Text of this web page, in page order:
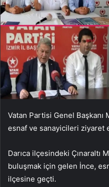
Vatan Partisi Genel Başkanı
esnaf ve sanayicileri ziyaret
Darıca ilçesindeki Çınaraltı
buluşmak için gelen İnce,
ilçesine geçti.